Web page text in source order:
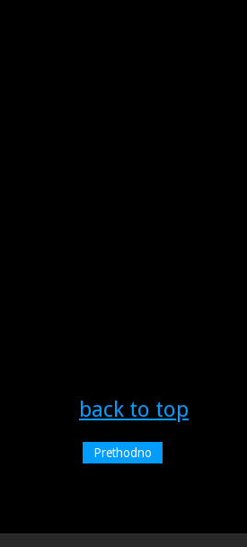
back to top
Prethodno